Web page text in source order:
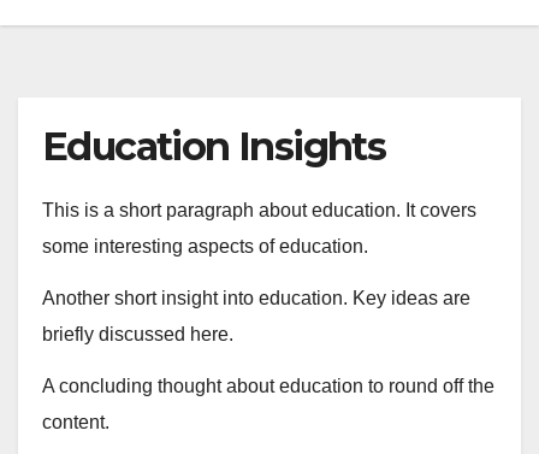
Education Insights
This is a short paragraph about education. It covers
some interesting aspects of education.
Another short insight into education. Key ideas are
briefly discussed here.
A concluding thought about education to round off the
content.